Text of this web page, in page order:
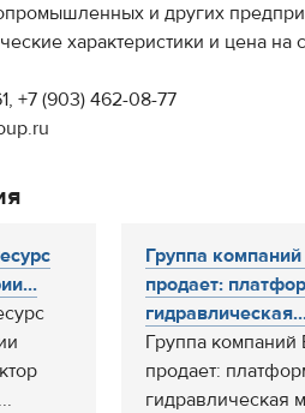
и других
характеристики и цена на
+7 (903) 462-08-77
Группа
продает:
Группа компаний
продает:
гидравлическая